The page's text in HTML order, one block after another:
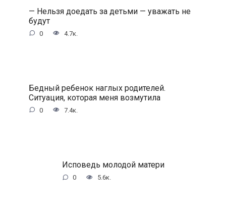
— Нельзя доедать за детьми — уважать не
будут
0 4.7к.
Бедный ребенок наглых родителей.
Ситуация, которая меня возмутила
0 7.4к.
Исповедь молодой матери
0 5.6к.